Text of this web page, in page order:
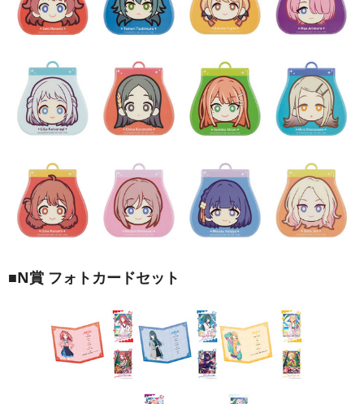
■N賞 フォトカードセット